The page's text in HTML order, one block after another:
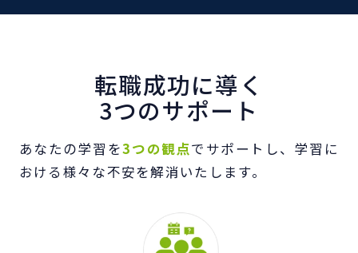
転職成功に導く
3つのサポート
あなたの学習を3つの観点でサポートし、学習に
おける様々な不安を解消いたします。